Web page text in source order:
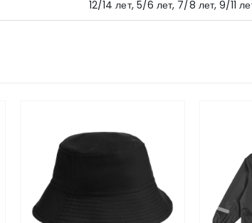
12/14 лет, 5/6 лет, 7/8 лет, 9/11